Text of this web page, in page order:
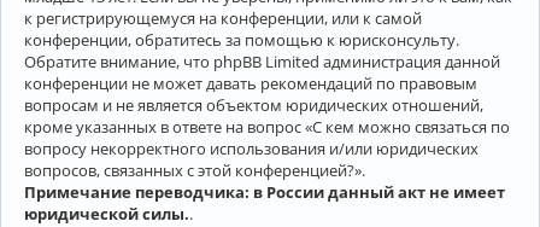
к регистрирующемуся на конференции, или к самой
конференции, обратитесь за помощью к юрисконсульту.
Обратите внимание, что phpBB Limited администрация данной
конференции не может давать рекомендаций по правовым
вопросам и не является объектом юридических отношений,
кроме указанных в ответе на вопрос «С кем можно связаться по
вопросу некорректного использования и/или юридических
вопросов, связанных с этой конференцией?».
Примечание переводчика: в России данный акт не имеет
юридической силы..